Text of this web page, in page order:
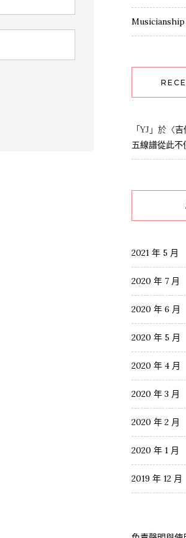
Musicianship
「YJ 」於〈吉
五線譜從此不
2021 年 5 月
2020 年 7 月
2020 年 6 月
2020 年 5 月
2020 年 4 月
2020 年 3 月
2020 年 2 月
2020 年 1 月
2019 年 12 月